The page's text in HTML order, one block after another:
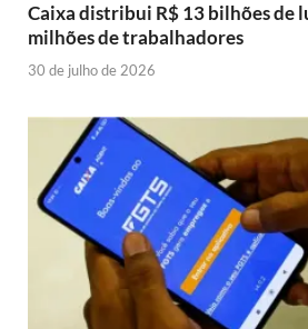
Caixa distribui R$ 13 bilhões de
milhões de trabalhadores
30 de julho de 2026